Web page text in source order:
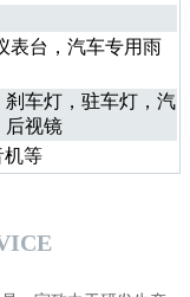
表台，汽车专用雨
车灯，驻车灯，汽
后视镜
机等